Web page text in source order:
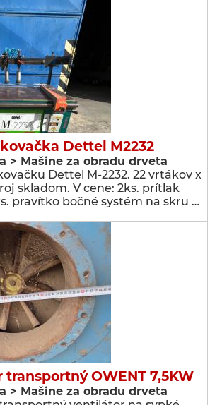
Dettel M2232
> Мašine za obradu drveta
Dettel M-2232. 22 vrtákov x
skladom. V cene: 2ks. prítlak
pravítko bočné systém na skru …
OWENT 7,5KW
> Мašine za obradu drveta